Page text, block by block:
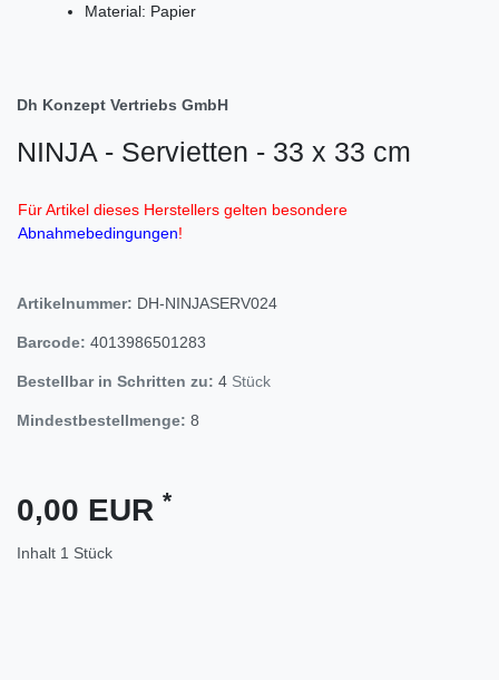
Material: Papier
Dh Konzept Vertriebs GmbH
NINJA - Servietten - 33 x 33 cm
Für Artikel dieses Herstellers gelten besondere
Abnahmebedingungen!
Artikelnummer: DH-NINJASERV024
Barcode: 4013986501283
Bestellbar in Schritten zu: 4 Stück
Mindestbestellmenge: 8
0,00 EUR *
Inhalt 1 Stück